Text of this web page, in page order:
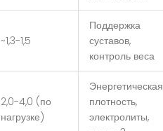
~1,3-1,5
Поддержка
суставов,
контроль веса
2,0-4,0 (по
нагрузке)
Энергетическая
плотность,
электролиты,